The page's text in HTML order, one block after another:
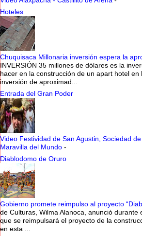
Hoteles
Chuquisaca Millonaria inversión espera la
INVERSIÓN 35 millones de dólares es la
hacer en la construcción de un apart hotel en
inversión de aproximad...
Entrada del Gran Poder
Video Festividad de San Agustin, Sociedad
Maravilla del Mundo -
Diablodomo de Oruro
Gobierno promete reimpulso al proyecto
de Culturas, Wilma Alanoca, anunció durante
que se reimpulsará el proyecto de la
en esta ...